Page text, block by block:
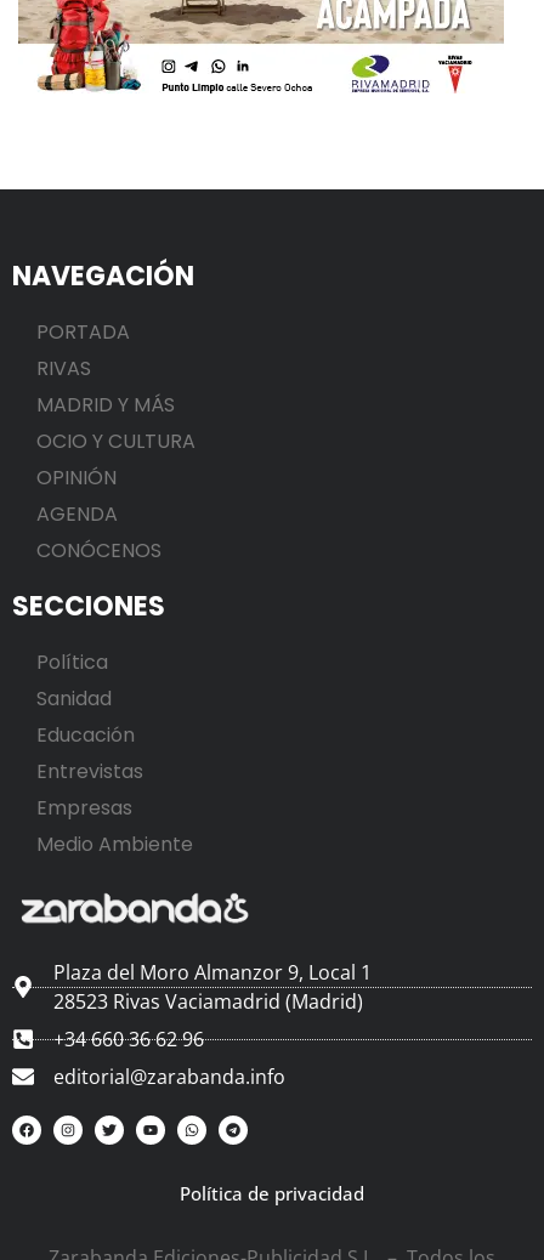
NAVEGACIÓN
PORTADA
RIVAS
MADRID Y MÁS
OCIO Y CULTURA
OPINIÓN
AGENDA
CONÓCENOS
SECCIONES
Política
Sanidad
Educación
Entrevistas
Empresas
Medio Ambiente
Plaza del Moro Almanzor 9, Local 1
28523 Rivas Vaciamadrid (Madrid)
+34 660 36 62 96
editorial@zarabanda.info
Política de privacidad